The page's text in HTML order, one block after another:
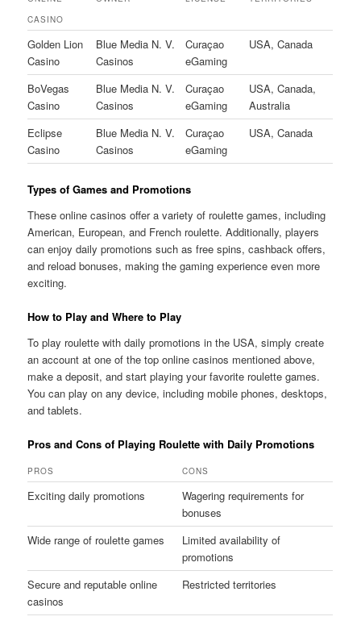
CASINO
Golden Lion
Casino
Blue Media N. V.
Casinos
Curaçao
eGaming
USA, Canada
BoVegas
Casino
Blue Media N. V.
Casinos
Curaçao
eGaming
USA, Canada,
Australia
Eclipse
Casino
Blue Media N. V.
Casinos
Curaçao
eGaming
USA, Canada
Types of Games and Promotions
These online casinos offer a variety of roulette games, including
American, European, and French roulette. Additionally, players
can enjoy daily promotions such as free spins, cashback offers,
and reload bonuses, making the gaming experience even more
exciting.
How to Play and Where to Play
To play roulette with daily promotions in the USA, simply create
an account at one of the top online casinos mentioned above,
make a deposit, and start playing your favorite roulette games.
You can play on any device, including mobile phones, desktops,
and tablets.
Pros and Cons of Playing Roulette with Daily Promotions
PROS CONS
Exciting daily promotions
Wagering requirements for
bonuses
Wide range of roulette games
Limited availability of
promotions
Secure and reputable online
casinos
Restricted territories